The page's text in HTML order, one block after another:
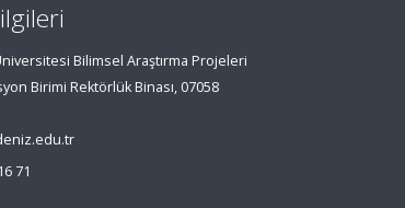
Bilimsel Araştırma Projeleri
Birimi Rektörlük Binası, 07058
71